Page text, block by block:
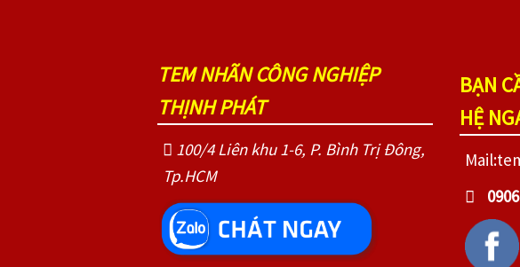
TEM NHÃN CÔNG NGHIỆP
THỊNH PHÁT
100/4 Liên khu 1-6, P. Bình Trị Đông,
Tp.HCM
BẠN
HỆ